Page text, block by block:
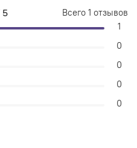
5 Всего 1 отзывов
1
0
0
0
0